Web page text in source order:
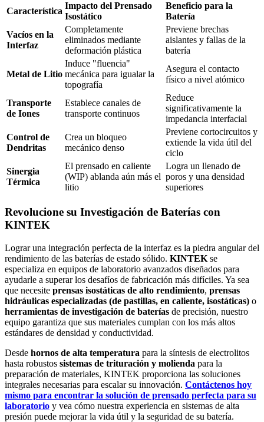
Característica
Impacto del Prensado
Isostático
Beneficio para la
Batería
Vacíos en la
Interfaz
Completamente
eliminados mediante
deformación plástica
Previene brechas
aislantes y fallas de la
batería
Metal de Litio
Induce "fluencia"
mecánica para igualar la
topografía
Asegura el contacto
físico a nivel atómico
Transporte
de Iones
Establece canales de
transporte continuos
Reduce
significativamente la
impedancia interfacial
Control de
Dendritas
Crea un bloqueo
mecánico denso
Previene cortocircuitos y
extiende la vida útil del
ciclo
Sinergia
Térmica
El prensado en caliente
(WIP) ablanda aún más el
litio
Logra un llenado de
poros y una densidad
superiores
Revolucione su Investigación de Baterías con
KINTEK
Lograr una integración perfecta de la interfaz es la piedra angular del
rendimiento de las baterías de estado sólido. KINTEK se
especializa en equipos de laboratorio avanzados diseñados para
ayudarle a superar los desafíos de fabricación más difíciles. Ya sea
que necesite prensas isostáticas de alto rendimiento, prensas
hidráulicas especializadas (de pastillas, en caliente, isostáticas) o
herramientas de investigación de baterías de precisión, nuestro
equipo garantiza que sus materiales cumplan con los más altos
estándares de densidad y conductividad.
Desde hornos de alta temperatura para la síntesis de electrolitos
hasta robustos sistemas de trituración y molienda para la
preparación de materiales, KINTEK proporciona las soluciones
integrales necesarias para escalar su innovación. Contáctenos hoy
mismo para encontrar la solución de prensado perfecta para su
laboratorio y vea cómo nuestra experiencia en sistemas de alta
presión puede mejorar la vida útil y la seguridad de su batería.